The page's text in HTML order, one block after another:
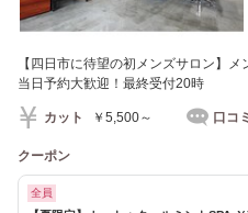
【四日市に待望の初メンズサロン】
当日予約大歓迎！最終受付20時
カット ￥5,500～ 口コミ
クーポン
全員